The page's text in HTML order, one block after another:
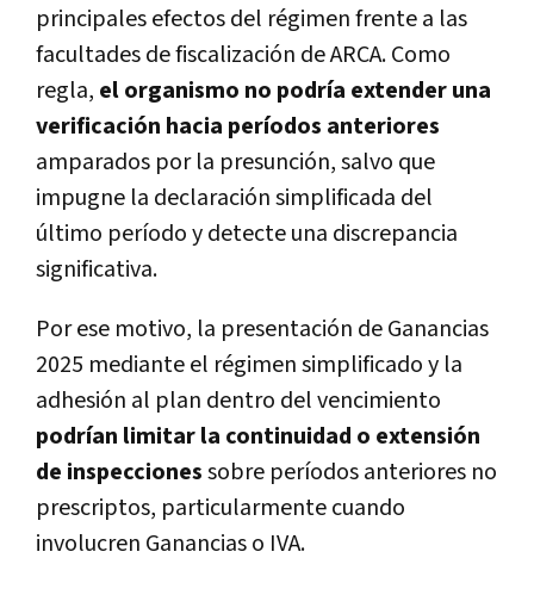
principales efectos del régimen frente a las
facultades de fiscalización de ARCA. Como
regla, el organismo no podría extender una
verificación hacia períodos anteriores
amparados por la presunción, salvo que
impugne la declaración simplificada del
último período y detecte una discrepancia
significativa.
Por ese motivo, la presentación de Ganancias
2025 mediante el régimen simplificado y la
adhesión al plan dentro del vencimiento
podrían limitar la continuidad o extensión
de inspeccionessobre períodos anteriores no
prescriptos, particularmente cuando
involucren Ganancias o IVA.